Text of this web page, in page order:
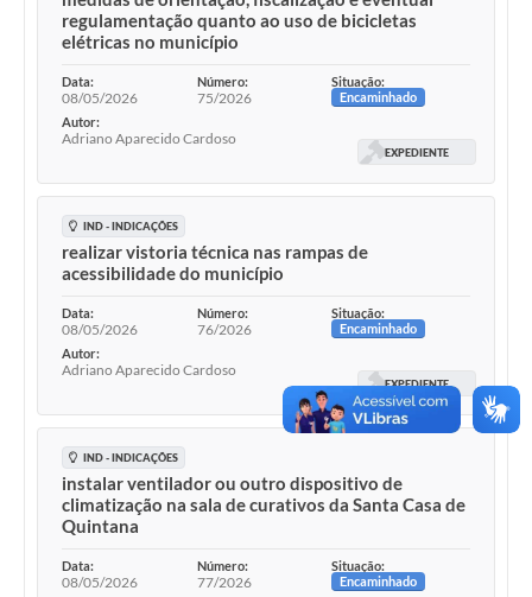
regulamentação quanto ao uso de bicicletas
elétricas no município
Data:
08/05/2026
Número:
75/2026
Situação:
Encaminhado
Autor:
Adriano Aparecido Cardoso
EXPEDIENTE
IND - INDICAÇÕES
realizar vistoria técnica nas rampas de
acessibilidade do município
Data:
08/05/2026
Número:
76/2026
Situação:
Encaminhado
Autor:
Adriano Aparecido Cardoso
EXPEDIENTE
IND - INDICAÇÕES
instalar ventilador ou outro dispositivo de
climatização na sala de curativos da Santa Casa de
Quintana
Data:
08/05/2026
Número:
77/2026
Situação:
Encaminhado